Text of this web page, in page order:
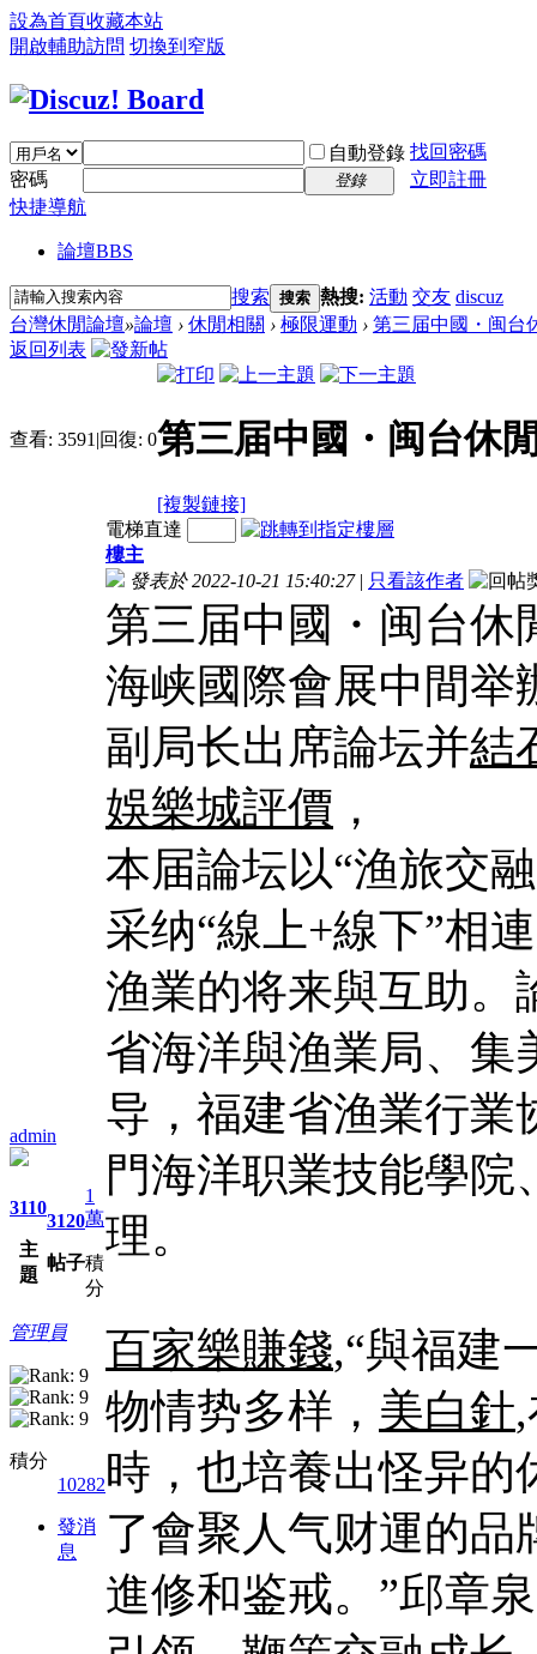
設為首頁收藏本站
開啟輔助訪問 切換到窄版
自動登錄 找回密碼
密碼
登錄
立即註冊
快捷導航
論壇BBS
搜索 搜索 熱搜: 活動 交友 discuz
台灣休閒論壇»論壇 › 休閒相關 › 極限運動 › 第三届中國・闽台
返回列表
查看: 3591 |回復: 0第三届中國・闽台休
[複製鏈接]
admin
3110
主
題
3120
帖子
1
萬
積
分
管理員
積分
10282
發消
息
電梯直達
樓主
發表於 2022-10-21 15:40:27 | 只看該作者
第三届中國・闽台休
海峡國際會展中間举
副局长出席論坛并結
娛樂城評價 ，
本届論坛以“渔旅交
采纳“線上+線下”相
渔業的将来與互助。
省海洋與渔業局、集
导，福建省渔業行業
門海洋职業技能學
理。
百家樂賺錢,“與福建
物情势多样， 美白針
時，也培養出怪异的
了會聚人气财運的品
進修和鉴戒。”邱章